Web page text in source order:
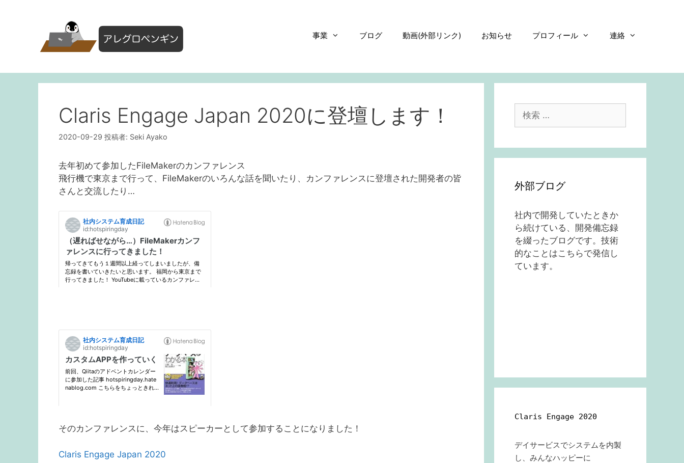
事業 ブログ 動画(外部リンク) お知らせ プロフィール 連絡
Claris Engage Japan 2020に登壇します！
2020-09-29 投稿者: Seki Ayako
去年初めて参加したFileMakerのカンファレンス
飛行機で東京まで行って、FileMakerのいろんな話を聞いたり、カンファレンスに登壇された開発者の皆
さんと交流したり…
そのカンファレンスに、今年はスピーカーとして参加することになりました！
Claris Engage Japan 2020
索:
外部ブログ
社内で開発していたときか
ら続けている、開発備忘録
を綴ったブログです。技術
的なことはこちらで発信し
ています。
Claris Engage 2020
デイサービスでシステムを内製
し、みんなハッピーに